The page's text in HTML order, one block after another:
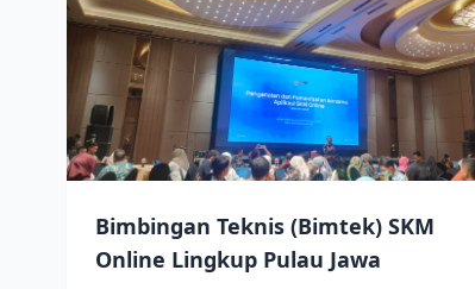
Bimbingan Teknis (Bimtek) SKM
Online Lingkup Pulau Jawa